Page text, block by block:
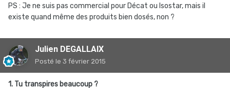
PS : Je ne suis pas commercial pour Décat ou Isostar, mais il
existe quand même des produits bien dosés, non ?
Julien DEGALLAIX
Posté le 3 février 2015
1. Tu transpires beaucoup ?